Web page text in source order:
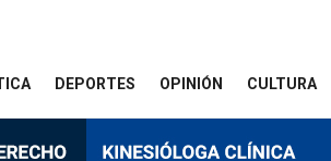
DEPORTES OPINIÓN CULTURA